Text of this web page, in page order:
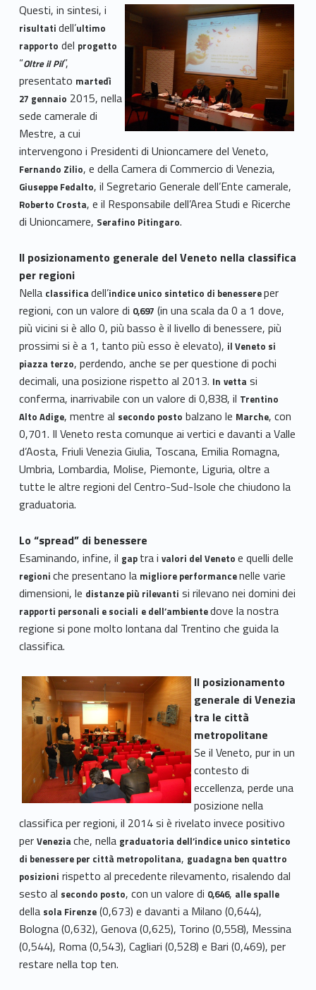
Questi, in sintesi, i
risultati dell’ultimo
rapporto del progetto
“Oltre il Pil”,
presentato martedì
27 gennaio 2015, nella
sede camerale di
Mestre, a cui
intervengono i Presidenti di Unioncamere del Veneto,
Fernando Zilio, e della Camera di Commercio di Venezia,
Giuseppe Fedalto, il Segretario Generale dell’Ente camerale,
Roberto Crosta, e il Responsabile dell’Area Studi e Ricerche
di Unioncamere, Serafino Pitingaro.
Il posizionamento generale del Veneto nella classifica
per regioni
Nella classificadell’indice unico sintetico di benessereper
regioni, con un valore di 0,697 (in una scala da 0 a 1 dove,
più vicini si è allo 0, più basso è il livello di benessere, più
prossimi si è a 1, tanto più esso è elevato), il Veneto si
piazza terzo, perdendo, anche se per questione di pochi
decimali, una posizione rispetto al 2013. In vettasi
conferma, inarrivabile con un valore di 0,838, il Trentino
Alto Adige, mentre al secondo posto balzano le Marche, con
0,701. Il Veneto resta comunque ai vertici e davanti a Valle
d’Aosta, Friuli Venezia Giulia, Toscana, Emilia Romagna,
Umbria, Lombardia, Molise, Piemonte, Liguria, oltre a
tutte le altre regioni del Centro-Sud-Isole che chiudono la
graduatoria.
Lo “spread” di benessere
Esaminando, infine, il gap tra i valori del Veneto e quelli delle
regioni che presentano la migliore performancenelle varie
dimensioni, le distanze più rilevanti si rilevano nei domini dei
rapporti personali e sociali e dell’ambientedove la nostra
regione si pone molto lontana dal Trentino che guida la
classifica.
Il posizionamento
generale di Venezia
tra le città
metropolitane
Se il Veneto, pur in un
contesto di
eccellenza, perde una
posizione nella
classifica per regioni, il 2014 si è rivelato invece positivo
per Veneziache, nella graduatoria dell’indice unico sintetico
di benessere per città metropolitana, guadagna ben quattro
posizioni rispetto al precedente rilevamento, risalendo dal
sesto al secondo posto, con un valore di 0,646, alle spalle
della sola Firenze(0,673) e davanti a Milano (0,644),
Bologna (0,632), Genova (0,625), Torino (0,558), Messina
(0,544), Roma (0,543), Cagliari (0,528) e Bari (0,469), per
restare nella top ten.